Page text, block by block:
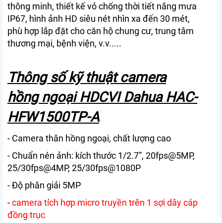
thông minh, thiết kế vỏ chống thời tiết nắng mưa
IP67, hình ảnh HD siêu nét nhìn xa đến 30 mét,
phù hợp lắp đặt cho căn hộ chung cư, trung tâm
thương mại, bệnh viện, v.v.....
Thông số kỹ thuật camera
hồng ngoại HDCVI Dahua HAC-
HFW1500TP-A
- Camera thân hồng ngoại, chất lượng cao
- Chuẩn nén ảnh: kích thước 1/2.7”, 20fps@5MP,
25/30fps@4MP, 25/30fps@1080P
- Độ phân giải 5MP
-camera tích hợp micro truyền trên 1 sợi dây cáp
đồng trục